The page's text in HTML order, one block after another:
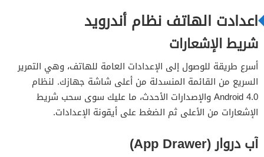
اعدادت الهاتف نظام أندرويد
شريط الإشعارات
أسرع طريقة للوصول إلى الإعدادات العامة للهاتف، وهي التمرير
السريع من القائمة المنسدلة من أعلى شاشة جهازك. لنظام
Android 4.0 والإصدارات الأحدث، ما عليك سوى سحب شريط
الإشعارات من الأعلى ثم الضغط على أيقونة الإعدادات.
آب دروار (App Drawer)